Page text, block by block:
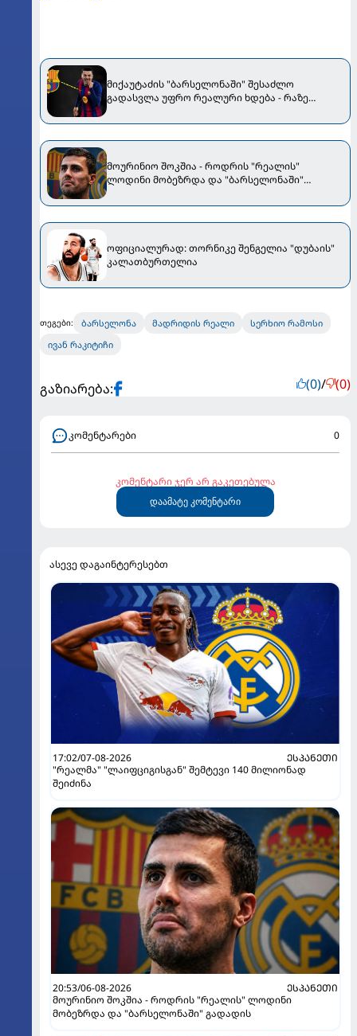
მიქაუტაძის "ბარსელონაში" შესაძლო
გადასვლა უფრო რეალური ხდება - რაზე
მწვრთნელს
მოურინიო შოკშია - როდრის "რეალის"
ლოდინი მობეზრდა და "ბარსელონაში"
ოფიციალურად: თორნიკე შენგელია "დუბაის"
კალათბურთელია
თეგები: ბარსელონა მადრიდის რეალი
სერხიო რამოსი
ივან რაკიტიჩი
გაზიარება: (0)/ (0)
კომენტარები 0
კომენტარი ჯერ არ გაკეთებულა
დაამატე კომენტარი
ასევე დაგაინტერესებთ
17:02/07-08-2026
ᲔᲡᲞᲐᲜᲔᲗᲘ
"რეალმა" "ლაიფციგისგან" შემტევი 140 მილიონად
შეიძინა
20:53/06-08-2026
ᲔᲡᲞᲐᲜᲔᲗᲘ
მოურინიო შოკშია - როდრის "რეალის" ლოდინი
მობეზრდა და "ბარსელონაში" გადადის